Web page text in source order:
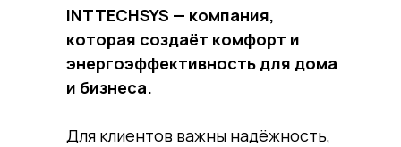
INTTECHSYS — компания,
которая создаёт комфорт и
энергоэффективность для дома
и бизнеса.
Для клиентов важны надёжность,